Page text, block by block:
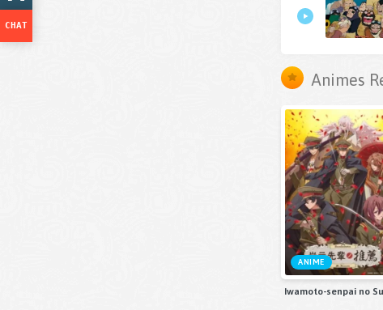
Animes
ANIME
Iwamoto-senpai no